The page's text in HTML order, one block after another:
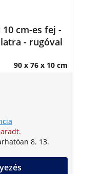
cm-es fej -
- rugóval
90 x 76 x 10 cm
8. 13.